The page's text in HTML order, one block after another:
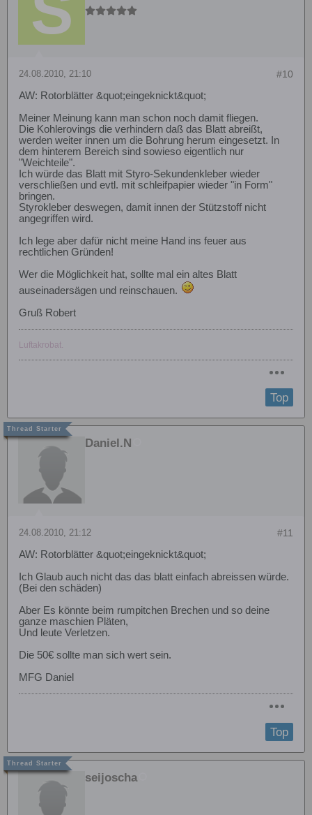
#10
24.08.2010, 21:10
AW: Rotorblätter &quot;eingeknickt&quot;
Meiner Meinung kann man schon noch damit fliegen.
Die Kohlerovings die verhindern daß das Blatt abreißt,
werden weiter innen um die Bohrung herum eingesetzt. In
dem hinterem Bereich sind sowieso eigentlich nur
"Weichteile".
Ich würde das Blatt mit Styro-Sekundenkleber wieder
verschließen und evtl. mit schleifpapier wieder "in Form"
bringen.
Styrokleber deswegen, damit innen der Stützstoff nicht
angegriffen wird.
Ich lege aber dafür nicht meine Hand ins feuer aus
rechtlichen Gründen!
Wer die Möglichkeit hat, sollte mal ein altes Blatt
auseinadersägen und reinschauen.
Gruß Robert
Luftakrobat.
Top
Daniel.N
#11
24.08.2010, 21:12
AW: Rotorblätter &quot;eingeknickt&quot;
Ich Glaub auch nicht das das blatt einfach abreissen würde.
(Bei den schäden)
Aber Es könnte beim rumpitchen Brechen und so deine
ganze maschien Pläten,
Und leute Verletzen.
Die 50€ sollte man sich wert sein.
MFG Daniel
Top
seijoscha